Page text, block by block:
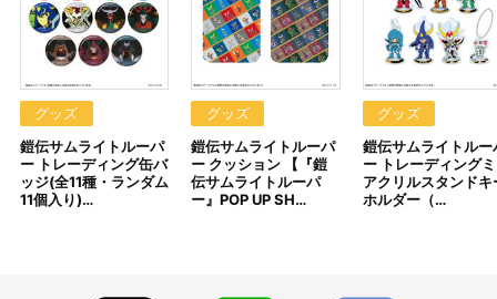
【商品の取り扱い】
・サンライズストア（https://p-bandai.jp/sunrise-store/）
・A-on STORE（https://a-onstore.jp/）
・他、一般店舗
※イベント会場・催事会場や海外等で販売する場合がありま
す。
※詳細は公式サイト等でご案内致します。
【ご注意（必ずお読みください）】
■商品について
※本商品は、2025年11月7日（金）より「『鎧伝サムライトル
グッズ
鎧伝サムライトルーパ
ー トレーディング缶バ
ッジ(全11種・ランダム
11個入り)…
グッズ
鎧伝サムライトルーパ
ー クッション 【『鎧
伝サムライトルーパ
ー』POP UP SH…
グッズ
鎧伝サムライトルー
ー トレーディング
アクリルスタンドキ
ホルダー（…